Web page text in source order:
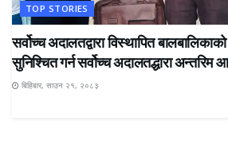
TOP STORIES
सर्वोच्च अदालतद्वारा विस्थापित
सुनिश्चित गर्न सर्वोच्च अदालतद्धारा अन्तरिम
बिहिबार, साउन २१, २०८३